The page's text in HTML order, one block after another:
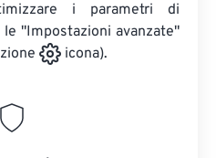
i parametri di
"Impostazioni avanzate"
icona).